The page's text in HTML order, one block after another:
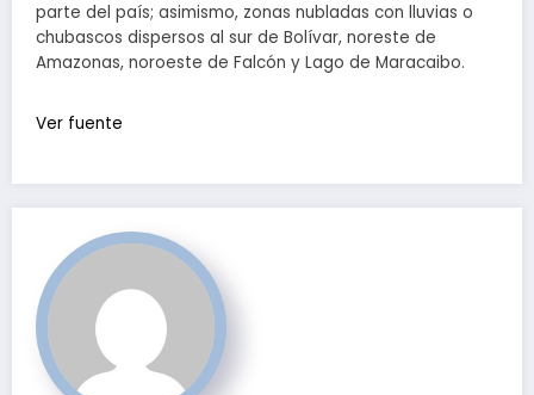
parte del país; asimismo, zonas nubladas con lluvias o
chubascos dispersos al sur de Bolívar, noreste de
Amazonas, noroeste de Falcón y Lago de Maracaibo.
Ver fuente